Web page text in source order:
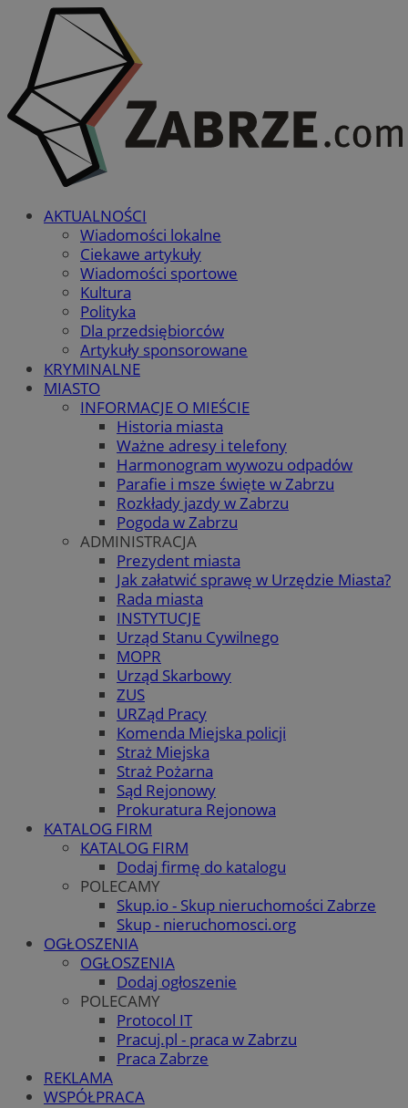
AKTUALNOŚCI
Wiadomości lokalne
Ciekawe artykuły
Wiadomości sportowe
Kultura
Polityka
Dla przedsiębiorców
Artykuły sponsorowane
KRYMINALNE
MIASTO
INFORMACJE O MIEŚCIE
Historia miasta
Ważne adresy i telefony
Harmonogram wywozu odpadów
Parafie i msze święte w Zabrzu
Rozkłady jazdy w Zabrzu
Pogoda w Zabrzu
ADMINISTRACJA
Prezydent miasta
Jak załatwić sprawę w Urzędzie Miasta?
Rada miasta
INSTYTUCJE
Urząd Stanu Cywilnego
MOPR
Urząd Skarbowy
ZUS
URZąd Pracy
Komenda Miejska policji
Straż Miejska
Straż Pożarna
Sąd Rejonowy
Prokuratura Rejonowa
KATALOG FIRM
KATALOG FIRM
Dodaj firmę do katalogu
POLECAMY
Skup.io - Skup nieruchomości Zabrze
Skup - nieruchomosci.org
OGŁOSZENIA
OGŁOSZENIA
Dodaj ogłoszenie
POLECAMY
Protocol IT
Pracuj.pl - praca w Zabrzu
Praca Zabrze
REKLAMA
WSPÓŁPRACA